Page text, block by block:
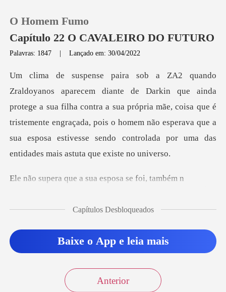
0
O Homem Fumo
Capítulo 22 O CAVALEIRO DO FUTURO
Palavras: 1847 |Lançado em: 30/04/2022
a sua filha contra a sua própria mãe, coisa que é
tristemente engraçada, pois o homem não esperava q
ue a sua esposa
Capítulos Desbloqueados
Baixe o App e leia mais
Anterior